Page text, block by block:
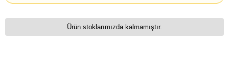
Ürün stoklarımızda kalmamıştır.